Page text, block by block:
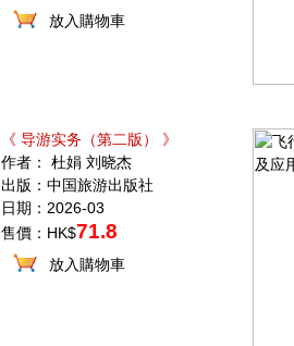
放入購物車
《 导游实务（第二版） 》
作者： 杜娟 刘晓杰
出版：中国旅游出版社
日期：2026-03
售價：HK$71.8
放入購物車